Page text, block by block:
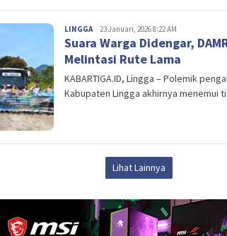
LINGGA Editor
23 Januari, 2026 8:22 AM
Suara Warga Didengar,
Melintasi Rute Lama
KABARTIGA.ID, Lingga – Polemik
Kabupaten Lingga akhirnya menemui
Lihat Lainnya